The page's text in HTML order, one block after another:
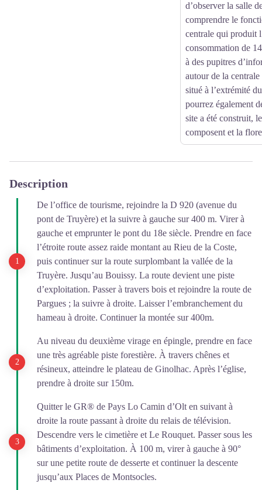
d’observer la salle
comprendre le
centrale qui produit
consommation de
à des pupitres
autour de la
situé à l’extrémité
pourrez également
site a été construit,
composent et la
Description
De l’office de tourisme, rejoindre la D 920 (avenue du
pont de Truyère) et la suivre à gauche sur 400 m. Virer à
gauche et emprunter le pont du 18e siècle. Prendre en face
l’étroite route assez raide montant au Rieu de la Coste,
puis continuer sur la route surplombant la vallée de la
Truyère. Jusqu’au Bouissy. La route devient une piste
d’exploitation. Passer à travers bois et rejoindre la route de
Pargues ; la suivre à droite. Laisser l’embranchement du
hameau à droite. Continuer la montée sur 400m.
Au niveau du deuxième virage en épingle, prendre en face
une très agréable piste forestière. À travers chênes et
résineux, atteindre le plateau de Ginolhac. Après l’église,
prendre à droite sur 150m.
Quitter le GR® de Pays Lo Camin d’Olt en suivant à
droite la route passant à droite du relais de télévision.
Descendre vers le cimetière et Le Rouquet. Passer sous les
bâtiments d’exploitation. À 100 m, virer à gauche à 90°
sur une petite route de desserte et continuer la descente
jusqu’aux Places de Montsocles.